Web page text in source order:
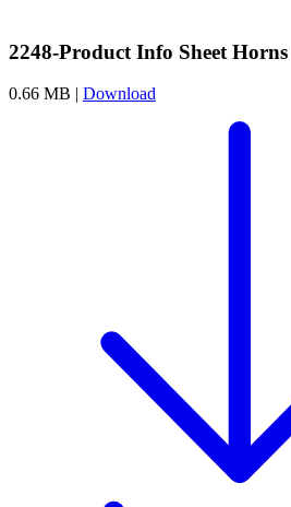
2248-Product Info Sheet
0.66 MB | Download